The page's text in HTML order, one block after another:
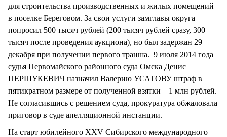
для строительства производственных и жилых помещений
в поселке Береговом. За свои услуги замглавы округа
попросил 500 тысяч рублей (200 тысяч рублей сразу, 300
тысяч после проведения аукциона), но был задержан 29
декабря при получении первого транша. 9 июля 2014 года
судья Первомайского районного суда Омска Денис
ПЕРШУКЕВИЧ назначил Валерию УСАТОВУ штраф в
пятикратном размере от полученной взятки – 1 млн рублей.
Не согласившись с решением суда, прокуратура обжаловала
приговор в суде апелляционной инстанции.
На старт юбилейного XXV Сибирского международного